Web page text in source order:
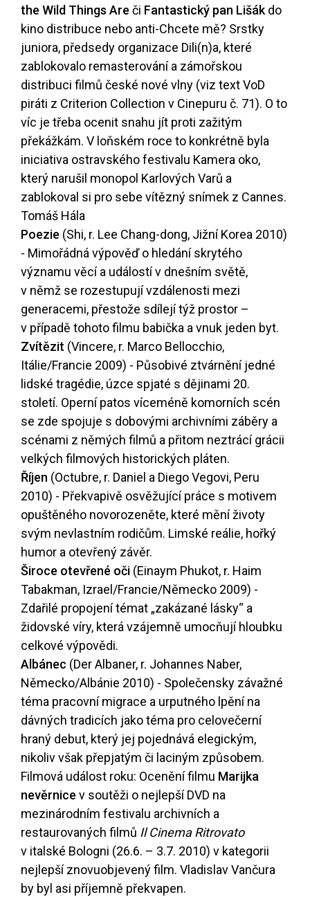
the Wild Things Are či Fantastický pan Lišákdo
kino distribuce nebo anti-Chcete mě? Srstky
juniora, předsedy organizace Dili(n)a, které
zablokovalo remasterování a zámořskou
distribuci filmů české nové vlny (viz text VoD
piráti z Criterion Collection v Cinepuru č. 71). O to
víc je třeba ocenit snahu jít proti zažitým
překážkám. V loňském roce to konkrétně byla
iniciativa ostravského festivalu Kamera oko,
který narušil monopol Karlových Varů a
zablokoval si pro sebe vítězný snímek z Cannes.
Tomáš Hála
Poezie (Shi, r. Lee Chang-dong, Jižní Korea 2010)
- Mimořádná výpověď o hledání skrytého
významu věcí a událostí v dnešním světě,
v němž se rozestupují vzdálenosti mezi
generacemi, přestože sdílejí týž prostor –
v případě tohoto filmu babička a vnuk jeden byt.
Zvítězit (Vincere, r. Marco Bellocchio,
Itálie/Francie 2009) - Působivé ztvárnění jedné
lidské tragédie, úzce spjaté s dějinami 20.
století. Operní patos víceméně komorních scén
se zde spojuje s dobovými archivními záběry a
scénami z němých filmů a přitom neztrácí grácii
velkých filmových historických pláten.
Říjen (Octubre, r. Daniel a Diego Vegovi, Peru
2010) - Překvapivě osvěžující práce s motivem
opuštěného novorozeněte, které mění životy
svým nevlastním rodičům. Limské reálie, hořký
humor a otevřený závěr.
Široce otevřené oči (Einaym Phukot, r. Haim
Tabakman, Izrael/Francie/Německo 2009) -
Zdařilé propojení témat „zakázané lásky“ a
židovské víry, která vzájemně umocňují hloubku
celkové výpovědi.
Albánec (Der Albaner, r. Johannes Naber,
Německo/Albánie 2010) - Společensky závažné
téma pracovní migrace a urputného lpění na
dávných tradicích jako téma pro celovečerní
hraný debut, který jej pojednává elegickým,
nikoliv však přepjatým či laciným způsobem.
Filmová událost roku: Ocenění filmu Marijka
nevěrnice v soutěži o nejlepší DVD na
mezinárodním festivalu archivních a
restaurovaných filmů Il Cinema Ritrovato
v italské Bologni (26.6. – 3.7. 2010) v kategorii
nejlepší znovuobjevený film. Vladislav Vančura
by byl asi příjemně překvapen.